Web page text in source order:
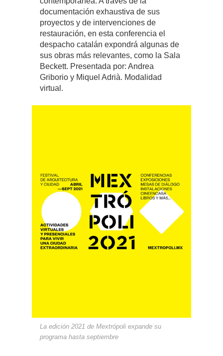
documentación exhaustiva de sus
proyectos y de intervenciones de
restauración, en esta conferencia el
despacho catalán expondrá algunas de
sus obras más relevantes, como la Sala
Beckett. Presentada por: Andrea
Griborio y Miquel Adrià. Modalidad
virtual.
La edición 2021 de Mextrópoli expande su
programa hasta septiembre